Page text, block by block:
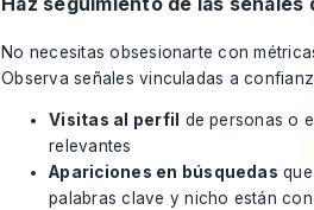
No necesitas obsesionarte con
Observa señales vinculadas a
Visitas al perfil
de personas o
relevantes
Apariciones en búsquedas
palabras clave y nicho están